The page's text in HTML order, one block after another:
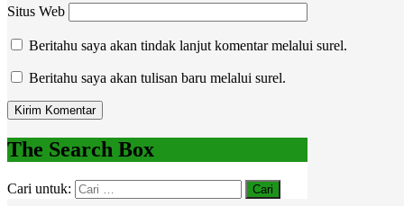
Situs Web
Beritahu saya akan tindak lanjut komentar melalui surel.
Beritahu saya akan tulisan baru melalui surel.
The Search Box
Cari untuk: